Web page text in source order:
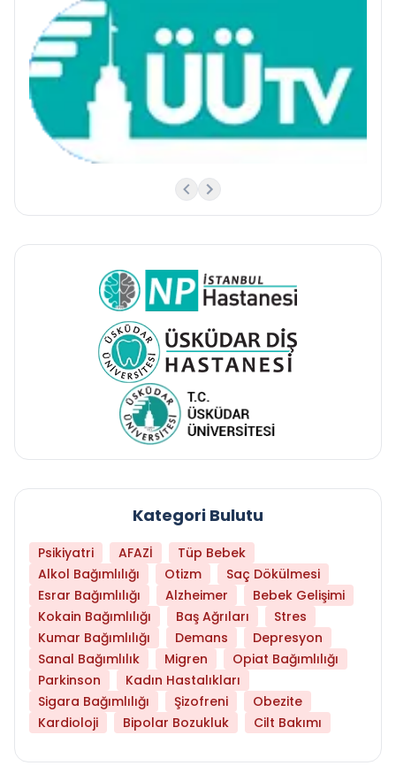
Kategori Bulutu
Psikiyatri AFAZİ
Tüp Bebek
Alkol Bağımlılığı
Otizm
Saç Dökülmesi
Esrar Bağımlılığı
Alzheimer
Bebek Gelişimi
Kokain Bağımlılığı
Baş Ağrıları
Stres
Kumar Bağımlılığı
Demans
Depresyon
Sanal Bağımlılık
Migren
Opiat Bağımlılığı
Parkinson
Kadın Hastalıkları
Sigara Bağımlılığı
Şizofreni
Obezite
Kardioloji
Bipolar Bozukluk Cilt Bakımı